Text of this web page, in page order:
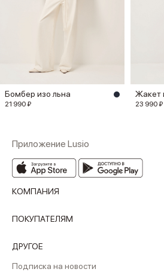
Бомбер изо льна
21 990 ₽
Жакет
23 990 ₽
Приложение Lusio
КОМПАНИЯ
ПОКУПАТЕЛЯМ
ДРУГОЕ
Подписка на новости